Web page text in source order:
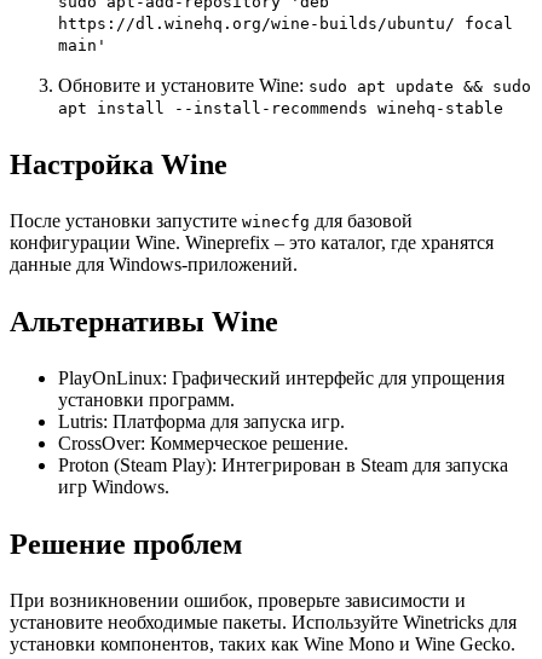
https://dl.winehq.org/wine-builds/ubuntu/ focal
main'
Обновите и установите Wine: sudo apt update && sudo
apt install --install-recommends winehq-stable
Настройка Wine
После установки запустите winecfg для базовой
конфигурации Wine. Wineprefix – это каталог, где хранятся
данные для Windows-приложений.
Альтернативы Wine
PlayOnLinux: Графический интерфейс для упрощения
установки программ.
Lutris: Платформа для запуска игр.
CrossOver: Коммерческое решение.
Proton (Steam Play): Интегрирован в Steam для запуска
игр Windows.
Решение проблем
При возникновении ошибок, проверьте зависимости и
установите необходимые пакеты. Используйте Winetricks для
установки компонентов, таких как Wine Mono и Wine Gecko.